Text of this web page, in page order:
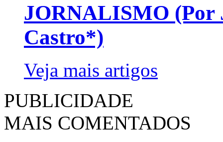
JORNALISMO (Por
Castro*)
Veja mais artigos
PUBLICIDADE
MAIS COMENTADOS